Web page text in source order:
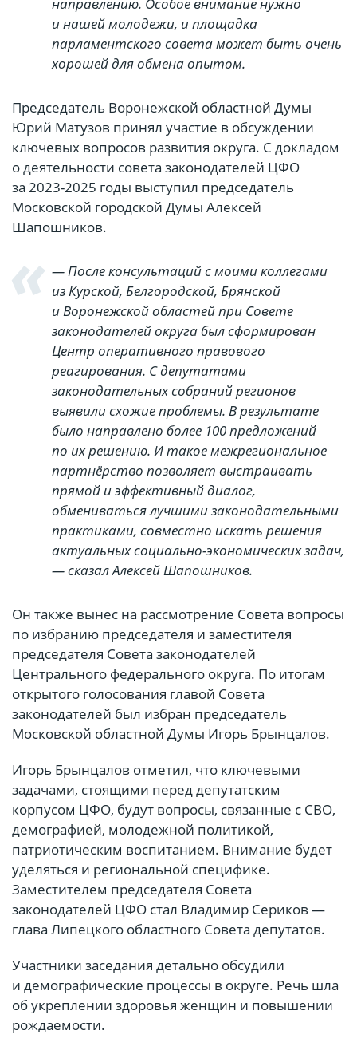
и нашей молодежи, и площадка
парламентского совета может быть очень
хорошей для обмена опытом.
Председатель Воронежской областной Думы
Юрий Матузов принял участие в обсуждении
ключевых вопросов развития округа. С докладом
о деятельности совета законодателей ЦФО
за 2023-2025 годы выступил председатель
Московской городской Думы Алексей
Шапошников.
— После консультаций с моими коллегами
из Курской, Белгородской, Брянской
и Воронежской областей при Совете
законодателей округа был сформирован
Центр оперативного правового
реагирования. С депутатами
законодательных собраний регионов
выявили схожие проблемы. В результате
было направлено более 100 предложений
по их решению. И такое межрегиональное
партнёрство позволяет выстраивать
прямой и эффективный диалог,
обмениваться лучшими законодательными
практиками, совместно искать решения
актуальных социально-экономических задач,
— сказал Алексей Шапошников.
Он также вынес на рассмотрение Совета вопросы
по избранию председателя и заместителя
председателя Совета законодателей
Центрального федерального округа. По итогам
открытого голосования главой Совета
законодателей был избран председатель
Московской областной Думы Игорь Брынцалов.
Игорь Брынцалов отметил, что ключевыми
задачами, стоящими перед депутатским
корпусом ЦФО, будут вопросы, связанные с СВО,
демографией, молодежной политикой,
патриотическим воспитанием. Внимание будет
уделяться и региональной специфике.
Заместителем председателя Совета
законодателей ЦФО стал Владимир Сериков —
глава Липецкого областного Совета депутатов.
Участники заседания детально обсудили
и демографические процессы в округе. Речь шла
об укреплении здоровья женщин и повышении
рождаемости.